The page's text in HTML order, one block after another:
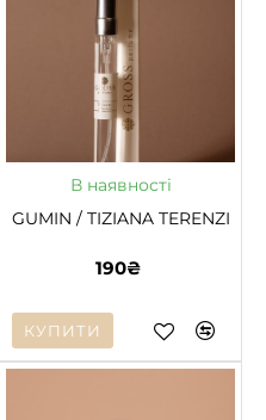
В наявності
GUMIN / TIZIANA TERENZI
190₴
КУПИТИ